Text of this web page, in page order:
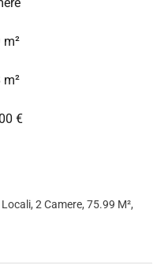
m²
m²
€
2 Camere, 75.99 M²,